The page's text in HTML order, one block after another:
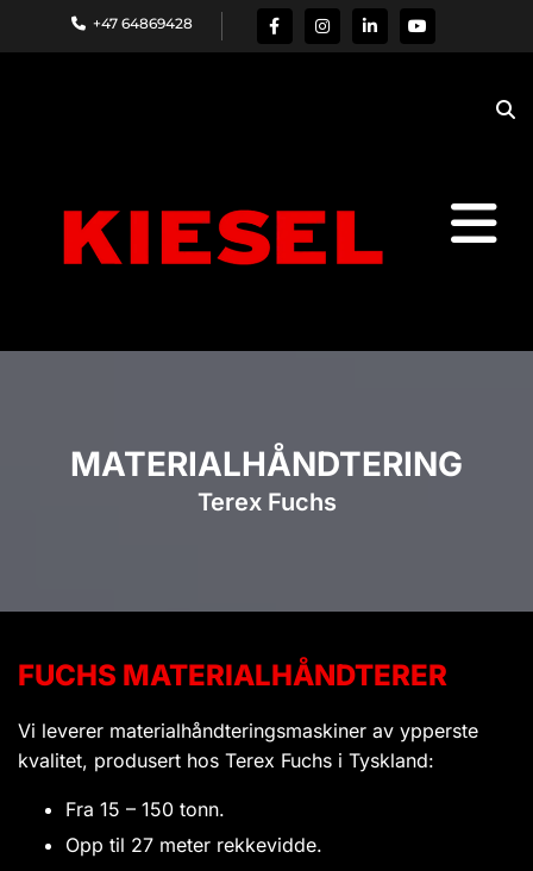
+47 64869428
MATERIALHÅNDTERING
Terex Fuchs
FUCHS MATERIALHÅNDTERER
Vi leverer materialhåndteringsmaskiner av ypperste
kvalitet, produsert hos Terex Fuchs i Tyskland:
Fra 15 – 150 tonn.
Opp til 27 meter rekkevidde.